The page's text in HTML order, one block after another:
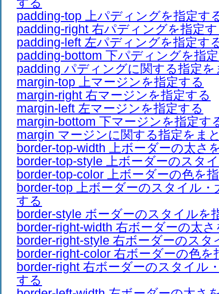
padding-top 上パディングを指定す
padding-right 右パディングを指定
padding-left 左パディングを指定す
padding-bottom 下パディングを指
padding パディングに関する指定
margin-top 上マージンを指定する
margin-right 右マージンを指定する
margin-left 左マージンを指定する
margin-bottom 下マージンを指定す
margin マージンに関する指定をま
border-top-width 上ボーダーの太さ
border-top-style 上ボーダーのスタ
border-top-color 上ボーダーの色を
border-top 上ボーダーのスタイル・
する
border-style ボーダーのスタイルを
border-right-width 右ボーダーの太
border-right-style 右ボーダーのスタ
border-right-color 右ボーダーの色を
border-right 右ボーダーのスタイル
する